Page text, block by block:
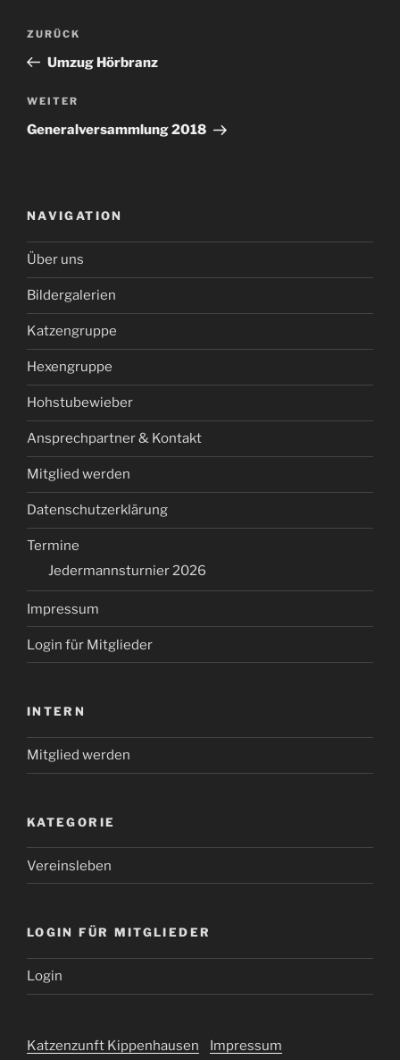
Beitragsnavigation
Vorheriger
Beitrag
ZURÜCK
Umzug Hörbranz
Nächster
Beitrag
WEITER
Generalversammlung 2018
NAVIGATION
Über uns
Bildergalerien
Katzengruppe
Hexengruppe
Hohstubewieber
Ansprechpartner & Kontakt
Mitglied werden
Datenschutzerklärung
Termine
Jedermannsturnier 2026
Impressum
Login für Mitglieder
INTERN
Mitglied werden
KATEGORIE
Vereinsleben
LOGIN FÜR MITGLIEDER
Login
Katzenzunft Kippenhausen Impressum